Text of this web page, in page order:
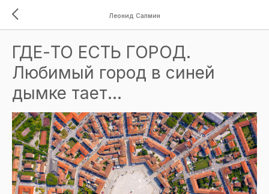
Леонид Салмин
ГДЕ-ТО ЕСТЬ ГОРОД.
Любимый город в синей
дымке тает…